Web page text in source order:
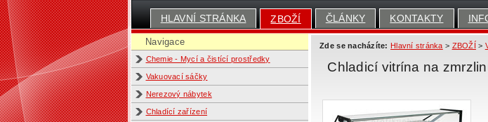
HLAVNÍ STRÁNKA ZBOŽÍ ČLÁNKY KONTAKTY
Navigace
Chemie - Mycí a čistící prostředky
Vakuovací sáčky
Nerezový nábytek
Chladící zařízení
Zde se nacházíte: Hlavní stránka > ZBOŽÍ >
Chladicí vitrína na